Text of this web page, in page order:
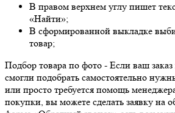
В правом верхнем углу пишет
«Найти»;
В сформированной выкладке
товар;
Подбор товара по фото - Если ваш
смогли подобрать самостоятельно
или просто требуется помощь
покупки, вы можете сделать заявку на